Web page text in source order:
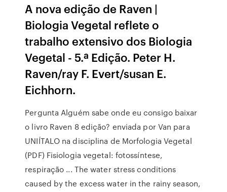
A nova edição de Raven |
Biologia Vegetal reflete o
trabalho extensivo dos Biologia
Vegetal - 5.ª Edição. Peter H.
Raven/ray F. Evert/susan E.
Eichhorn.
Pergunta Alguém sabe onde eu consigo baixar
o livro Raven 8 edição? enviada por Van para
UNIÍTALO na disciplina de Morfologia Vegetal
(PDF) Fisiologia vegetal: fotossíntese,
respiração ... The water stress conditions
caused by the excess water in the rainy season,